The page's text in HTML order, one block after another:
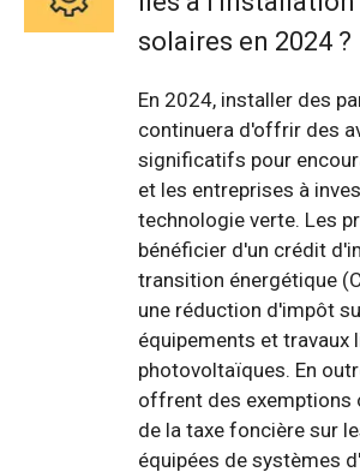
solaires en 2024 ?
En 2024, installer des
continuera d'offrir des
significatifs pour
et les entreprises à
technologie verte. Les
bénéficier d'un crédit
transition énergétique
une réduction d'impôt
équipements et travaux
photovoltaïques. En
offrent des exemptions
de la taxe foncière sur
équipées de systèmes